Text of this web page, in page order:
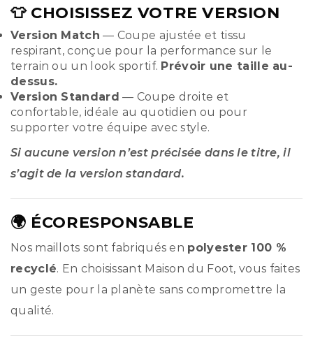
👕 CHOISISSEZ VOTRE VERSION
Version Match — Coupe ajustée et tissu
respirant, conçue pour la performance sur le
terrain ou un look sportif. Prévoir une taille au-
dessus.
Version Standard — Coupe droite et
confortable, idéale au quotidien ou pour
supporter votre équipe avec style.
Si aucune version n’est précisée dans le titre, il
s’agit de la version standard.
🌍 ÉCORESPONSABLE
Nos maillots sont fabriqués en polyester 100 %
recyclé. En choisissant Maison du Foot, vous faites
un geste pour la planète sans compromettre la
qualité.